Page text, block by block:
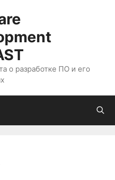
о разработке ПО и его